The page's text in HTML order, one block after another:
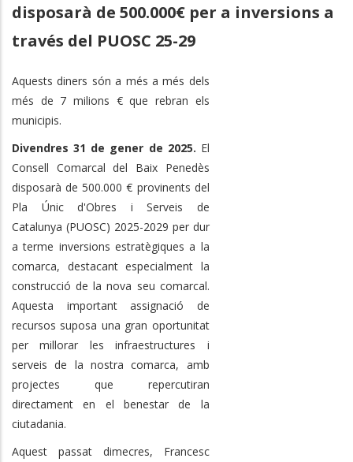
disposarà de 500.000€ per a inversions a
través del PUOSC 25-29
Aquests diners són a més a més dels
més de 7 milions € que rebran els
municipis.
Divendres 31 de gener de 2025. El
Consell Comarcal del Baix Penedès
disposarà de 500.000 € provinents del
Pla Únic d'Obres i Serveis de
Catalunya (PUOSC) 2025-2029 per dur
a terme inversions estratègiques a la
comarca, destacant especialment la
construcció de la nova seu comarcal.
Aquesta important assignació de
recursos suposa una gran oportunitat
per millorar les infraestructures i
serveis de la nostra comarca, amb
projectes que repercutiran
directament en el benestar de la
ciutadania.
Aquest passat dimecres, Francesc